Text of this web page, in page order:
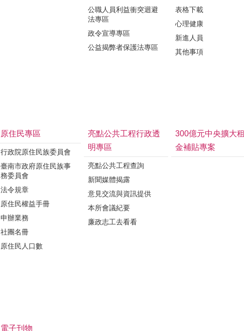
公職人員利益衝突迴避
法專區
政令宣導專區
公益揭弊者保護法專區
表格下載
心理健康
新進人員
其他事項
原住民專區
行政院原住民族委員會
臺南市政府原住民族事
務委員會
法令規章
原住民權益手冊
申辦業務
社團名冊
原住民人口數
亮點公共工程行政透
明專區
亮點公共工程查詢
新聞媒體揭露
意見交流與資訊提供
本所會議紀要
廉政志工去看看
300億元中央擴大租
金補貼專案
電子刊物